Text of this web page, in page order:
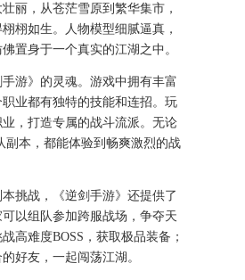
丽，从苍茫雪原到繁华集市，
栩如生。人物模型细腻逼真，
置身于一个真实的江湖之中。
游》的灵魂。游戏中拥有丰富
业都有独特的技能和连招。玩
，打造专属的战斗流派。无论
副本，都能体验到畅爽激烈的战
挑战，《逆剑手游》还提供了
以组队参加跨服战场，争夺天
高难度BOSS，获取极品装备；
好友，一起闯荡江湖。